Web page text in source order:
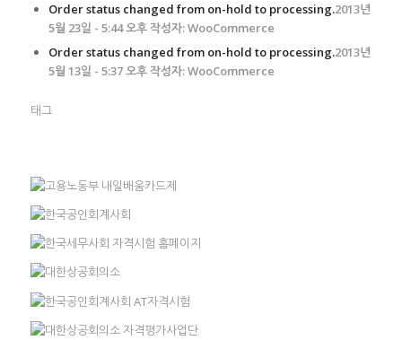
Order status changed from on-hold to processing.2013년
5월 23일 - 5:44 오후 작성자: WooCommerce
Order status changed from on-hold to processing.2013년
5월 13일 - 5:37 오후 작성자: WooCommerce
태그